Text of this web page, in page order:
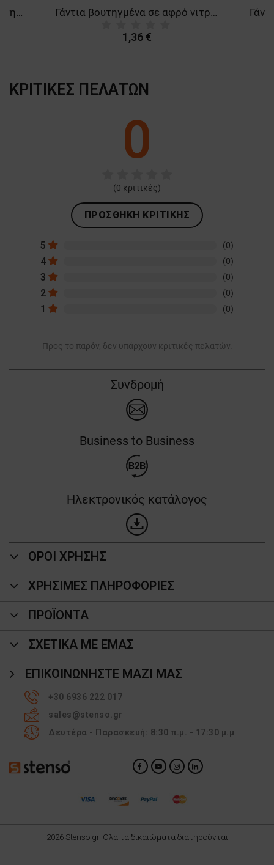
Γάντια οικολογικού τύπου βουτηγμένα σε νιτρίλιο EGEBANT ECOCYCLE GREEN Γάντια βουτηγμένα σε αφρό νιτριλίου EGEBANT SANFOAM
1,36 €
ΚΡΙΤΙΚΈΣ ΠΕΛΑΤΏΝ
0
(0 κριτικές)
ΠΡΟΣΘΉΚΗ ΚΡΙΤΙΚΉΣ
5 (0)
4 (0)
3 (0)
2 (0)
1 (0)
Προς το παρόν, δεν υπάρχουν κριτικές πελατών.
Συνδρομή
Business to Business
Ηλεκτρονικός κατάλογος
ΟΡΟΙ ΧΡΗΣΗΣ
ΧΡΗΣΙΜΕΣ ΠΛΗΡΟΦΟΡΙΕΣ
ΠΡΟΪΌΝΤΑ
ΣΧΕΤΙΚΑ ΜΕ ΕΜΑΣ
ΕΠΙΚΟΙΝΩΝΉΣΤΕ ΜΑΖΊ ΜΑΣ
+30 6936 222 017
sales@stenso.gr
Δευτέρα - Παρασκευή: 8:30 π.μ. - 17:30 μ.μ
2026 Stenso.gr. Ολα τα δικαιώματα διατηρούνται